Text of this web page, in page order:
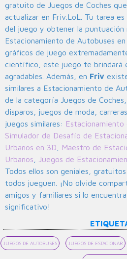
gratuito de Juegos de Coches
actualizar en Friv.LoL. Tu tarea
del juego y obtener la puntuación
Estacionamiento de Autobuses
gráficos de juego
científico, este juego te brindará
agradables. Además, en Friv
similares a Estacionamiento de
de la categoría Juegos de
disparos, juegos de moda,
juegos similares:
Simulador de Desafío de
Urbanos en 3D
Maestro de
Urbanos
Juegos de
Todos ellos son geniales,
todos jueguen. ¡No olvide
amigos y familiares si lo
significativo!
JUEGOS DE AUTOBUSES JUEGOS DE ESTACIONAR